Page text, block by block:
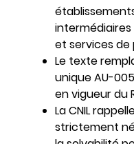
et services de
Le texte
unique AU-
en vigueur du
La CNIL
strictement